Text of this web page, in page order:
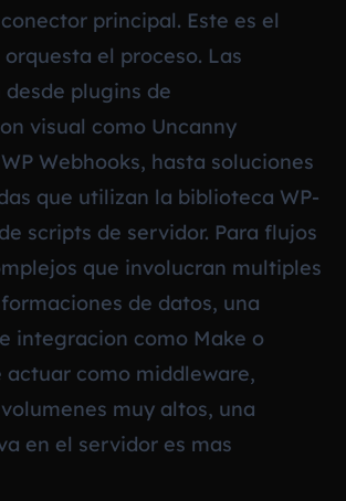
principal. Este es el
el proceso. Las
plugins de
visual como Uncanny
Webhooks, hasta soluciones
que utilizan la biblioteca WP-
scripts de servidor. Para flujos
que involucran multiples
de datos, una
integracion como Make o
actuar como middleware,
muy altos, una
en el servidor es mas